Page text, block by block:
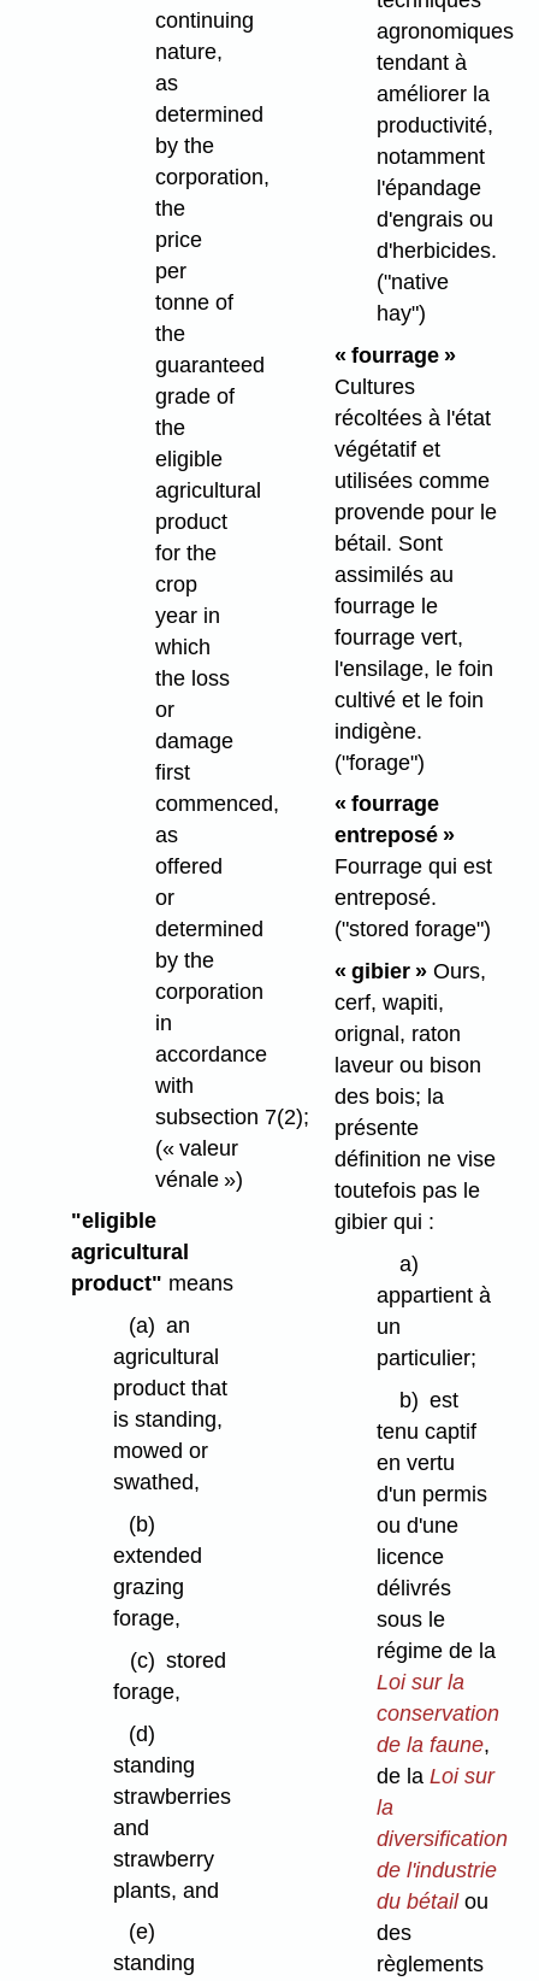
continuing
nature,
as
determined
by the
corporation,
the
price
per
tonne of
the
guaranteed
grade of
the
eligible
agricultural
product
for the
crop
year in
which
the loss
or
damage
first
commenced,
as
offered
or
determined
by the
corporation
in
accordance
with
subsection 7(2);
(« valeur
vénale »)
"eligible
agricultural
product" means
(a) an
agricultural
product that
is standing,
mowed or
swathed,
(b)
extended
grazing
forage,
(c) stored
forage,
(d)
standing
strawberries
and
strawberry
plants, and
(e)
standing
agronomiques
tendant à
améliorer la
productivité,
notamment
l'épandage
d'engrais ou
d'herbicides.
("native
hay")
« fourrage »
Cultures
récoltées à l'état
végétatif et
utilisées comme
provende pour le
bétail. Sont
assimilés au
fourrage le
fourrage vert,
l'ensilage, le foin
cultivé et le foin
indigène.
("forage")
« fourrage
entreposé »
Fourrage qui est
entreposé.
("stored forage")
« gibier »Ours,
cerf, wapiti,
orignal, raton
laveur ou bison
des bois; la
présente
définition ne vise
toutefois pas le
gibier qui :
a)
appartient à
un
particulier;
b) est
tenu captif
en vertu
d'un permis
ou d'une
licence
délivrés
sous le
régime de la
Loi sur la
conservation
de la faune,
de la Loi sur
la
diversification
de l'industrie
du bétailou
des
règlements